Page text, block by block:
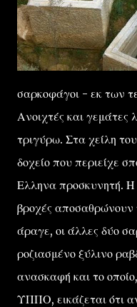
σαρκοφάγοι - εκ των
Ανοιχτές και
τριγύρω. Στα χείλη
δοχείο που περιείχε
Ελληνα προσκυνητή.
βροχές αποσαθρώνουν
άραγε, οι άλλες δύο
ροζιασμένο ξύλινο
ανασκαφή και το
ΥΠΠΟ, εικάζεται ότι